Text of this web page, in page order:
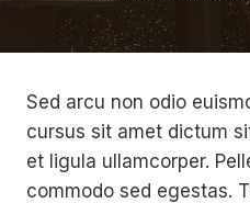
Sed arcu non odio
cursus sit amet dictum
et ligula ullamcorper.
commodo sed egestas.